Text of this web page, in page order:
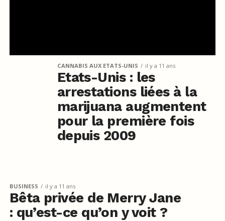
CANNABIS AUX ETATS-UNIS il y a 11 ans
Etats-Unis : les
arrestations liées à la
marijuana augmentent
pour la première fois
depuis 2009
BUSINESS il y a 11 ans
Bêta privée de Merry Jane
: qu’est-ce qu’on y voit ?